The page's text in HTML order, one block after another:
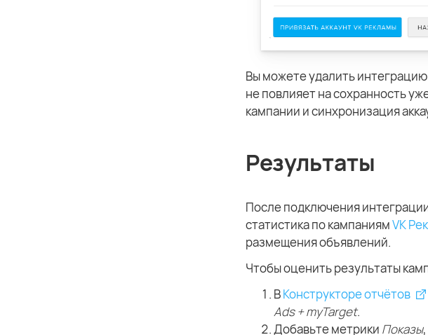
Вы можете удалить
не повлияет на сохранность
кампании и синхронизация
Результаты
После подключения
статистика по кампаниямVK
размещения объявлений.
Чтобы оценить результаты
ВКонструкторе отчётов
Ads + myTarget.
Добавьте метрики Показы,